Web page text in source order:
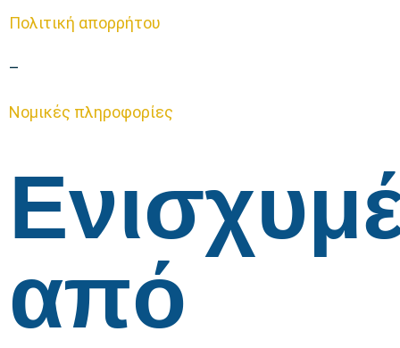
Πολιτική απορρήτου
–
Νομικές πληροφορίες
από